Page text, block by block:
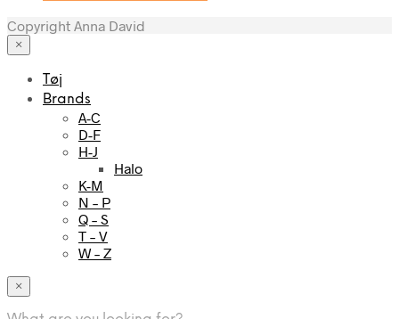
Copyright Anna David
×
Tøj
Brands
A-C
D-F
H-J
Halo
K-M
N – P
Q – S
T – V
W – Z
×